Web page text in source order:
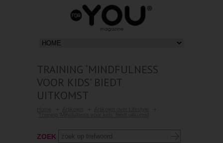
TRAINING ‘MINDFULNESS
VOOR KIDS’ BIEDT
UITKOMST
ZOEK